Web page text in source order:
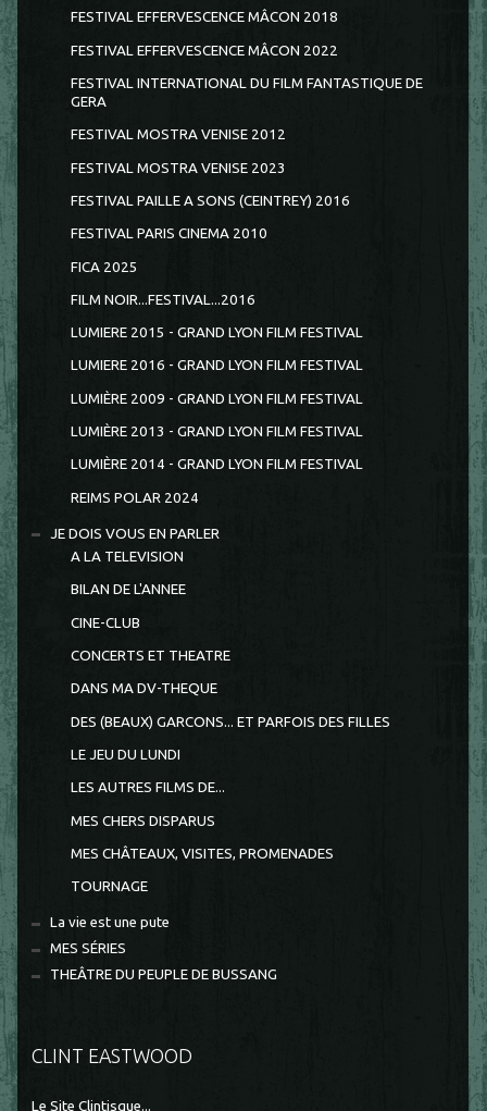
FESTIVAL EFFERVESCENCE MÂCON 2018
FESTIVAL EFFERVESCENCE MÂCON 2022
FESTIVAL INTERNATIONAL DU FILM FANTASTIQUE DE
GERA
FESTIVAL MOSTRA VENISE 2012
FESTIVAL MOSTRA VENISE 2023
FESTIVAL PAILLE A SONS (CEINTREY) 2016
FESTIVAL PARIS CINEMA 2010
FICA 2025
FILM NOIR...FESTIVAL...2016
LUMIERE 2015 - GRAND LYON FILM FESTIVAL
LUMIERE 2016 - GRAND LYON FILM FESTIVAL
LUMIÈRE 2009 - GRAND LYON FILM FESTIVAL
LUMIÈRE 2013 - GRAND LYON FILM FESTIVAL
LUMIÈRE 2014 - GRAND LYON FILM FESTIVAL
REIMS POLAR 2024
JE DOIS VOUS EN PARLER
A LA TELEVISION
BILAN DE L'ANNEE
CINE-CLUB
CONCERTS ET THEATRE
DANS MA DV-THEQUE
DES (BEAUX) GARCONS... ET PARFOIS DES FILLES
LE JEU DU LUNDI
LES AUTRES FILMS DE...
MES CHERS DISPARUS
MES CHÂTEAUX, VISITES, PROMENADES
TOURNAGE
La vie est une pute
MES SÉRIES
THEÂTRE DU PEUPLE DE BUSSANG
CLINT EASTWOOD
Le Site Clintisque...